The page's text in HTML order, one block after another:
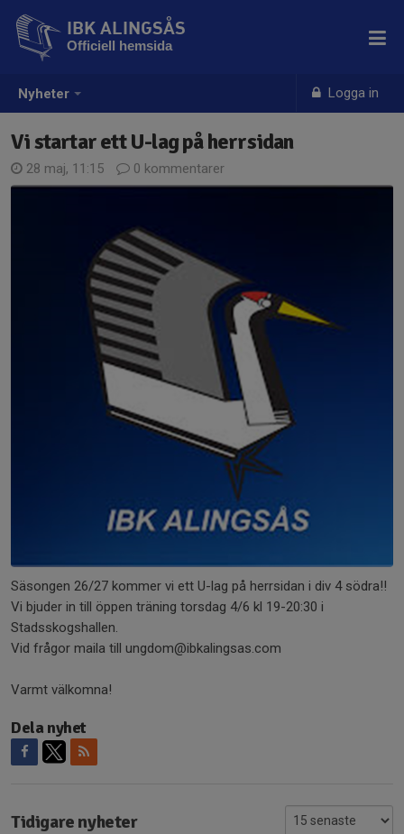
Nyheter Logga in
IBK ALINGSÅS
Officiell hemsida
Vi startar ett U-lag på herrsidan
28 maj, 11:15 0 kommentarer
Säsongen 26/27 kommer vi ett U-lag på herrsidan i div 4 södra!!
Vi bjuder in till öppen träning torsdag 4/6 kl 19-20:30 i
Stadsskogshallen.
Vid frågor maila till ungdom@ibkalingsas.com
Varmt välkomna!
Dela nyhet
Tidigare nyheter